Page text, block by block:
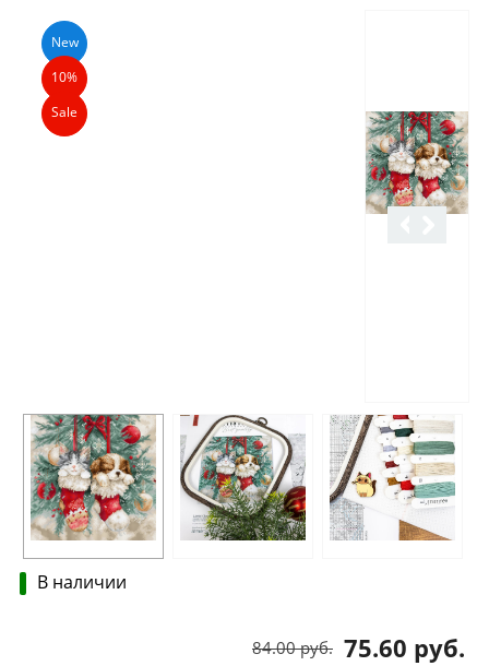
Описание
New
10%
Sale
В наличии
75.60 руб.
84.00 руб.